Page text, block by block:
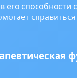
способности